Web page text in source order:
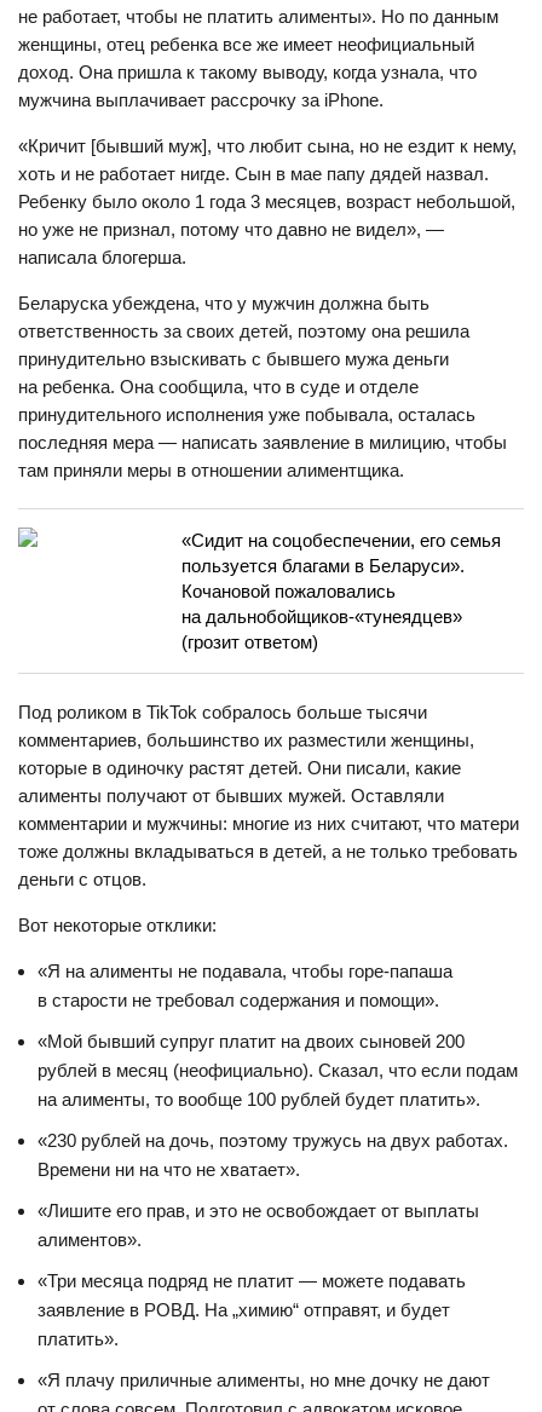
не работает, чтобы не платить алименты». Но по данным
женщины, отец ребенка все же имеет неофициальный
доход. Она пришла к такому выводу, когда узнала, что
мужчина выплачивает рассрочку за iPhone.
«Кричит [бывший муж], что любит сына, но не ездит к нему,
хоть и не работает нигде. Сын в мае папу дядей назвал.
Ребенку было около 1 года 3 месяцев, возраст небольшой,
но уже не признал, потому что давно не видел», —
написала блогерша.
Беларуска убеждена, что у мужчин должна быть
ответственность за своих детей, поэтому она решила
принудительно взыскивать с бывшего мужа деньги
на ребенка. Она сообщила, что в суде и отделе
принудительного исполнения уже побывала, осталась
последняя мера — написать заявление в милицию, чтобы
там приняли меры в отношении алиментщика.
«Сидит на соцобеспечении, его семья
пользуется благами в Беларуси».
Кочановой пожаловались
на дальнобойщиков-«тунеядцев»
(грозит ответом)
Под роликом в TikTok собралось больше тысячи
комментариев, большинство их разместили женщины,
которые в одиночку растят детей. Они писали, какие
алименты получают от бывших мужей. Оставляли
комментарии и мужчины: многие из них считают, что матери
тоже должны вкладываться в детей, а не только требовать
деньги с отцов.
Вот некоторые отклики:
«Я на алименты не подавала, чтобы горе-папаша
в старости не требовал содержания и помощи».
«Мой бывший супруг платит на двоих сыновей 200
рублей в месяц (неофициально). Сказал, что если подам
на алименты, то вообще 100 рублей будет платить».
«230 рублей на дочь, поэтому тружусь на двух работах.
Времени ни на что не хватает».
«Лишите его прав, и это не освобождает от выплаты
алиментов».
«Три месяца подряд не платит — можете подавать
заявление в РОВД. На „химию“ отправят, и будет
платить».
«Я плачу приличные алименты, но мне дочку не дают